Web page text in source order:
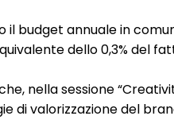
il budget annuale in
dello 0,3% del
nella sessione
di valorizzazione del